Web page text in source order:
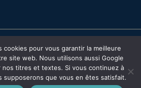
FORMATIONS Politique de Confidentialité
cookies pour vous garantir la meilleure
site web. Nous utilisons aussi Google
nos titres et textes. Si vous continuez à
supposerons que vous en êtes satisfait.